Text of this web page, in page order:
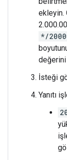
ekleyin.
*/
değerini
İsteği
Yanıtı